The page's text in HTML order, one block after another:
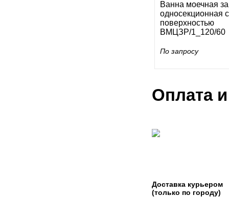
Ванна моечная
односекционная
поверхностью
ВМЦЗР/1_120/60
По запросу
Оплата
Доставка курьером
(только по городу)